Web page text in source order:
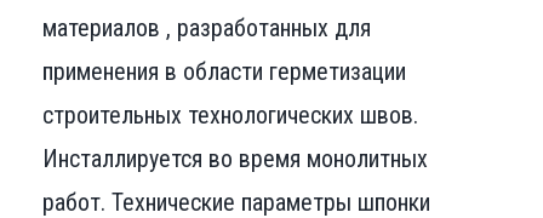
материалов , разработанных для
применения в области герметизации
строительных технологических швов.
Инсталлируется во время монолитных
работ. Технические параметры шпонки